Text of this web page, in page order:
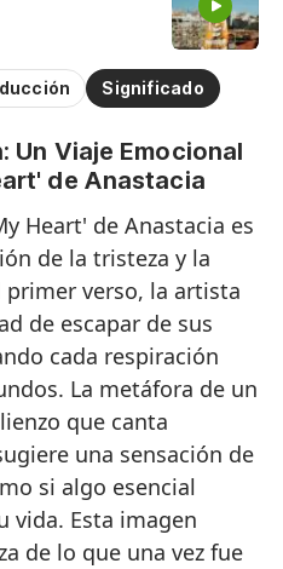
Significado
Un Viaje Emocional
de Anastacia
Heart' de Anastacia es
de la tristeza y la
verso, la artista
de escapar de sus
cada respiración
La metáfora de un
que canta
una sensación de
si algo esencial
vida. Esta imagen
de lo que una vez fue